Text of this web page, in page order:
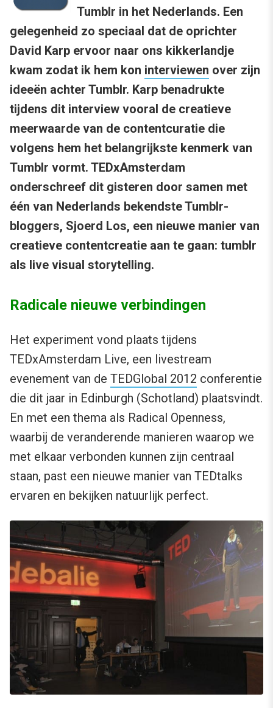
Tumblr in het Nederlands. Een
gelegenheid zo speciaal dat de oprichter
David Karp ervoor naar ons kikkerlandje
kwam zodat ik hem kon interviewen over zijn
ideeën achter Tumblr. Karp benadrukte
tijdens dit interview vooral de creatieve
meerwaarde van de contentcuratie die
volgens hem het belangrijkste kenmerk van
Tumblr vormt. TEDxAmsterdam
onderschreef dit gisteren door samen met
één van Nederlands bekendste Tumblr-
bloggers, Sjoerd Los, een nieuwe manier van
creatieve contentcreatie aan te gaan: tumblr
als live visual storytelling.
Radicale nieuwe verbindingen
Het experiment vond plaats tijdens
TEDxAmsterdam Live, een livestream
evenement van de TEDGlobal 2012 conferentie
die dit jaar in Edinburgh (Schotland) plaatsvindt.
En met een thema als Radical Openness,
waarbij de veranderende manieren waarop we
met elkaar verbonden kunnen zijn centraal
staan, past een nieuwe manier van TEDtalks
ervaren en bekijken natuurlijk perfect.